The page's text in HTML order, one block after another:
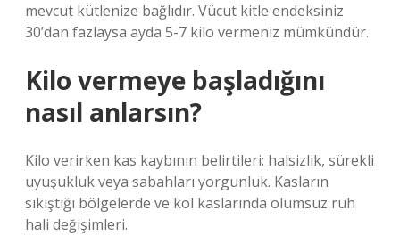
mevcut kütlenize bağlıdır. Vücut kitle endeksiniz
30’dan fazlaysa ayda 5-7 kilo vermeniz mümkündür.
Kilo vermeye başladığını
nasıl anlarsın?
Kilo verirken kas kaybının belirtileri: halsizlik, sürekli
uyuşukluk veya sabahları yorgunluk. Kasların
sıkıştığı bölgelerde ve kol kaslarında olumsuz ruh
hali değişimleri.